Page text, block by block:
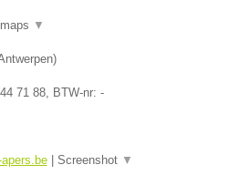
▼
)
71 88, BTW-nr: -
| Screenshot ▼